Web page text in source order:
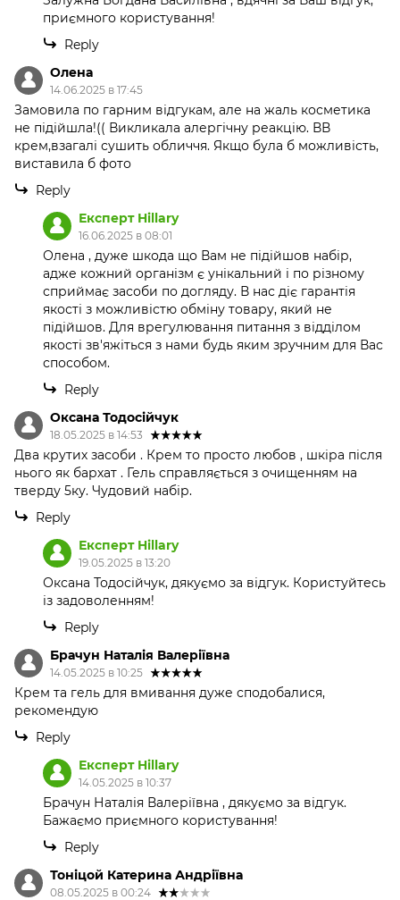
приємного користування!
Reply
Олена
14.06.2025 в 17:45
Замовила по гарним відгукам, але на жаль косметика
не підійшла!(( Викликала алергічну реакцію. ВВ
крем,взагалі сушить обличчя. Якщо була б можливість,
виставила б фото
Reply
Експерт Hillary
16.06.2025 в 08:01
Олена , дуже шкода що Вам не підійшов набір,
адже кожний організм є унікальний і по різному
сприймає засоби по догляду. В нас діє гарантія
якості з можливістю обміну товару, який не
підійшов. Для врегулювання питання з відділом
якості зв'яжіться з нами будь яким зручним для Вас
способом.
Reply
Оксана Тодосійчук
18.05.2025 в 14:53
Два крутих засоби . Крем то просто любов , шкіра після
нього як бархат . Гель справляється з очищенням на
тверду 5ку. Чудовий набір.
Reply
Експерт Hillary
19.05.2025 в 13:20
Оксана Тодосійчук, дякуємо за відгук. Користуйтесь
із задоволенням!
Reply
Брачун Наталія Валеріївна
14.05.2025 в 10:25
Крем та гель для вмивання дуже сподобалися,
рекомендую
Reply
Експерт Hillary
14.05.2025 в 10:37
Брачун Наталія Валеріївна , дякуємо за відгук.
Бажаємо приємного користування!
Reply
Тоніцой Катерина Андріївна
08.05.2025 в 00:24